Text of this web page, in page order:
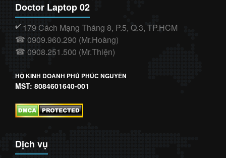
Doctor Laptop 02
✔️ 179 Cách Mạng Tháng 8, P.5, Q.3, TP.HCM
☎ 0909.960.290 (Mr.Hoàng)
☎ 0908.251.500 (Mr.Thiện)
HỘ KINH DOANH PHÚ PHÚC NGUYÊN
MST: 8084601640-001
Dịch vụ